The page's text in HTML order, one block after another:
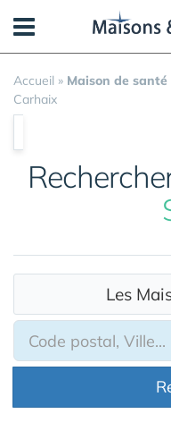
Accueil » Maison de santé
Carhaix
Les
Panneau de gestion des